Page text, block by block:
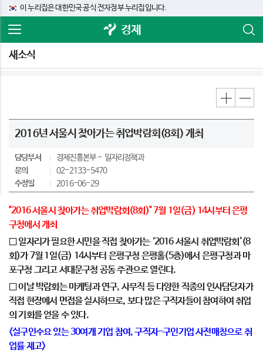
이 누리집은 대한민국 공식 전자정부 누리집입니다.
경제
새소식
2016년 서울시 찾아가는 취업박람회(8회) 개최
담당부서 경제진흥본부
일자리정책과
문의
02-2133-5470
수정일
2016-06-29
"2016 서울시 찾아가는 취업박람회(8회)" 7월 1일(금) 14시부터 은평
구청에서 개최
□ 일자리가 필요한 시민을 직접 찾아가는 ‘2016 서울시 취업박람회'(8
회)가 7월 1일(금) 14시부터 은평구청 은평홀(5층)에서 은평구청과 마
포구청 그리고 서대문구청 공동 주관으로 열린다.
□ 이날 박람회는 마케팅과 연구, 사무직 등 다양한 직종의 인사담당자가
직접 현장에서 면접을 실시하므로, 보다 많은 구직자들이 참여하여 취업
의 기회를 얻을 수 있다.
<실구인수요 있는 30여개 기업 참여, 구직자-구인기업 사전매칭으로 취
업률 제고>